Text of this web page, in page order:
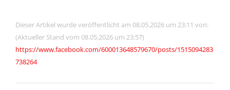
Dieser Artikel wurde veröffentlicht am 08.05.2026 um 23:11 von:
(Aktueller Stand vom 08.05.2026 um 23:57)
https://www.facebook.com/600013648579670/posts/1515094283
738264